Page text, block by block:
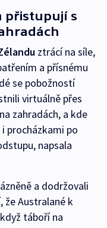
přistupují s
ztrácí na síle,
a přísnému
se pobožností
virtuálně přes
zahradách, a kde
procházkami po
napsala
a dodržovali
že Australané k
táboří na